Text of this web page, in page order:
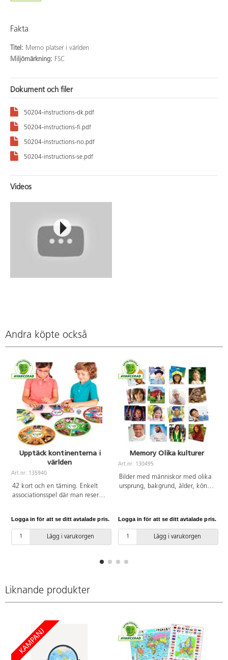
Fakta
Titel: Memo platser i världen
Miljömärkning: FSC
Dokument och filer
50204-instructions-dk.pdf
50204-instructions-fi.pdf
50204-instructions-no.pdf
50204-instructions-se.pdf
Videos
Andra köpte också
Upptäck kontinenterna i
världen
Art.nr: 135940
42 kort och en tärning. Enkelt
associationsspel där man reser
skillnader på landskap,
traditioner och kulturer. Varje
kontinent har en särskild färg så
Ingående råvara FSC-märkt.
PVC-fri. Från 3 år.
Logga in för att se ditt avtalade pris.
Lägg i varukorgen
Memory Olika kulturer
Art.nr: 130495
Bilder med människor med olika
ursprung, bakgrund, ålder, kön,
Logga in för att se ditt avtalade pris.
Lägg i varukorgen
Liknande produkter